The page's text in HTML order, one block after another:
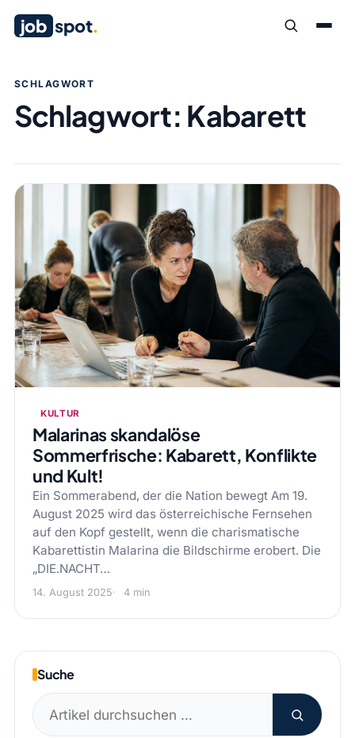
job spot.
SCHLAGWORT
Schlagwort: Kabarett
KULTUR
Malarinas skandalöse
Sommerfrische: Kabarett, Konflikte
und Kult!
Ein Sommerabend, der die Nation bewegt Am 19.
August 2025 wird das österreichische Fernsehen
auf den Kopf gestellt, wenn die charismatische
Kabarettistin Malarina die Bildschirme erobert. Die
„DIE.NACHT…
14. August 2025 4 min
Suche
Suchen
nach: